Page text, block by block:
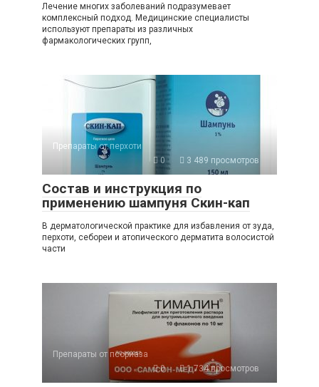
Лечение многих заболеваний подразумевает
комплексный подход. Медицинские специалисты
используют препараты из различных
фармакологических групп,
Препараты от перхоти
0
3 489 просмотров
Состав и инструкция по
применению шампуня Скин-кап
В дерматологической практике для избавления от зуда,
перхоти, себореи и атопического дерматита волосистой
части
Препараты от псориаза
0
1 734 просмотров